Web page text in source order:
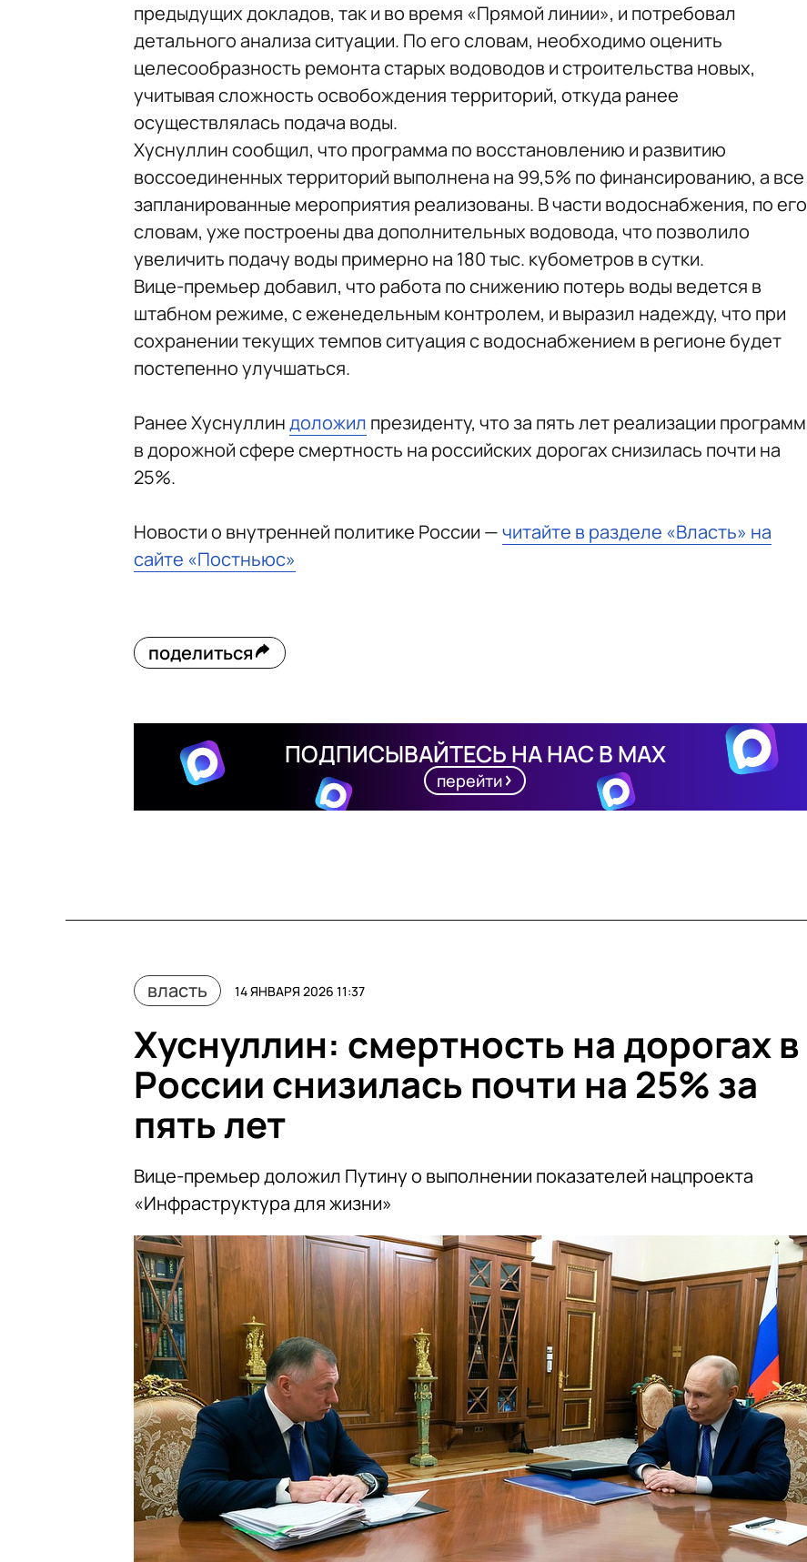
предыдущих докладов, так и во время «Прямой линии», и потребовал
детального анализа ситуации. По его словам, необходимо оценить
целесообразность ремонта старых водоводов и строительства новых,
учитывая сложность освобождения территорий, откуда ранее
осуществлялась подача воды.
Хуснуллин сообщил, что программа по восстановлению и развитию
воссоединенных территорий выполнена на 99,5% по финансированию, а все
запланированные мероприятия реализованы. В части водоснабжения, по его
словам, уже построены два дополнительных водовода, что позволило
увеличить подачу воды примерно на 180 тыс. кубометров в сутки.
Вице-премьер добавил, что работа по снижению потерь воды ведется в
штабном режиме, с еженедельным контролем, и выразил надежду, что при
сохранении текущих темпов ситуация с водоснабжением в регионе будет
постепенно улучшаться.
Ранее Хуснуллиндоложил президенту, что за пять лет реализации программ
в дорожной сфере смертность на российских дорогах снизилась почти на
25%.
Новости о внутренней политике России —читайте в разделе «Власть» на
сайте «Постньюс»
поделиться
ПОДПИСЫВАЙТЕСЬ НА НАС В MAX
перейти
власть 14 ЯНВАРЯ 2026 11:37
Хуснуллин: смертность на дорогах в
России снизилась почти на 25% за
пять лет
Вице-премьер доложил Путину о выполнении показателей нацпроекта
«Инфраструктура для жизни»